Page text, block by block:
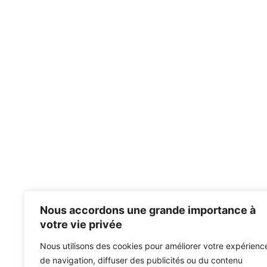
Nous accordons une grande importance à
votre vie privée
Nous utilisons des cookies pour améliorer votre
de navigation, diffuser des publicités ou du contenu